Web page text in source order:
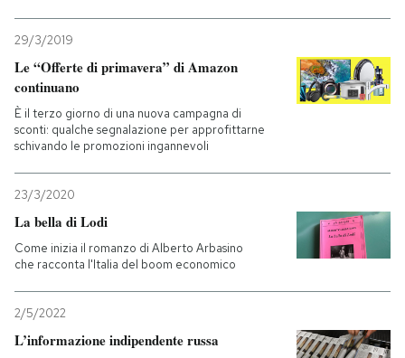
29/3/2019
Le “Offerte di primavera” di Amazon
continuano
È il terzo giorno di una nuova campagna di
sconti: qualche segnalazione per approfittarne
schivando le promozioni ingannevoli
23/3/2020
La bella di Lodi
Come inizia il romanzo di Alberto Arbasino
che racconta l'Italia del boom economico
2/5/2022
L’informazione indipendente russa